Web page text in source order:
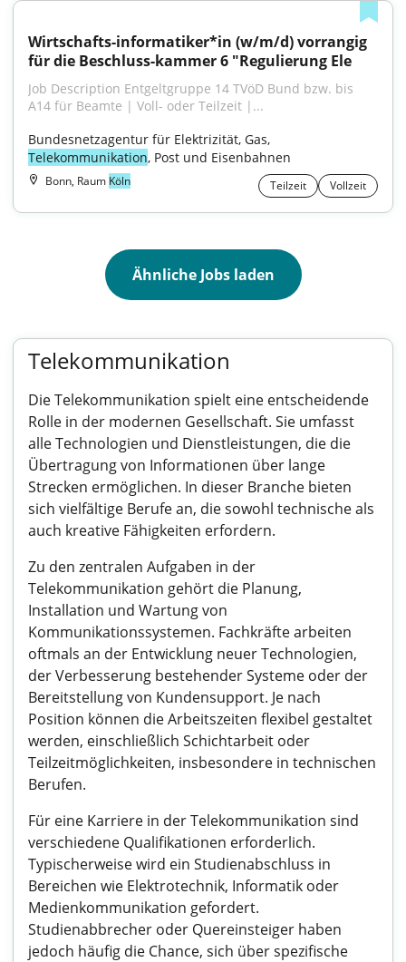
Wirtschafts-informatiker*in (w/m/d) vorrangig
für die Beschluss-kammer 6 "​​​​​Regulierung Ele
Job Description Entgeltgruppe 14 TVöD Bund bzw. bis
A14 für Beamte | Voll- oder Teilzeit |...
Telekommunikation, Post und Eisenbahnen
Bonn, Raum Köln Teilzeit Vollzeit
Ähnliche Jobs laden
Telekommunikation
Die Telekommunikation spielt eine entscheidende
Rolle in der modernen Gesellschaft. Sie umfasst
alle Technologien und Dienstleistungen, die die
Übertragung von Informationen über lange
Strecken ermöglichen. In dieser Branche bieten
sich vielfältige Berufe an, die sowohl technische als
auch kreative Fähigkeiten erfordern.
Zu den zentralen Aufgaben in der
Telekommunikation gehört die Planung,
Installation und Wartung von
Kommunikationssystemen. Fachkräfte arbeiten
oftmals an der Entwicklung neuer Technologien,
der Verbesserung bestehender Systeme oder der
Bereitstellung von Kundensupport. Je nach
Position können die Arbeitszeiten flexibel gestaltet
werden, einschließlich Schichtarbeit oder
Teilzeitmöglichkeiten, insbesondere in technischen
Berufen.
Für eine Karriere in der Telekommunikation sind
verschiedene Qualifikationen erforderlich.
Typischerweise wird ein Studienabschluss in
Bereichen wie Elektrotechnik, Informatik oder
Medienkommunikation gefordert.
Studienabbrecher oder Quereinsteiger haben
jedoch häufig die Chance, sich über spezifische